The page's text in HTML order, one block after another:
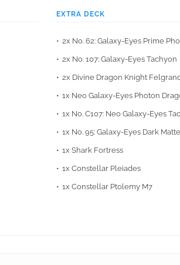
EXTRA DECK
2x No. 62: Galaxy-Eyes Prime
2x No. 107: Galaxy-Eyes Tachyon
2x Divine Dragon Knight
1x Neo Galaxy-Eyes Photon
1x No. C107: Neo Galaxy-Eyes
1x No. 95: Galaxy-Eyes Dark
1x Shark Fortress
1x Constellar Pleiades
1x Constellar Ptolemy M7